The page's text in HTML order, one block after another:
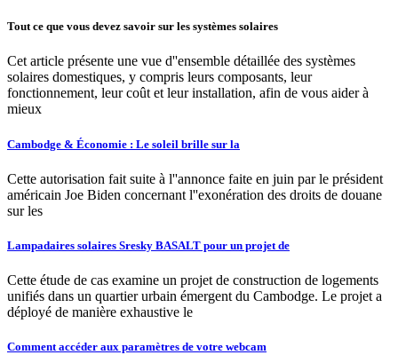
Tout ce que vous devez savoir sur les systèmes solaires
Cet article présente une vue d''ensemble détaillée des systèmes
solaires domestiques, y compris leurs composants, leur
fonctionnement, leur coût et leur installation, afin de vous aider à
mieux
Cambodge & Économie : Le soleil brille sur la
Cette autorisation fait suite à l''annonce faite en juin par le président
américain Joe Biden concernant l''exonération des droits de douane
sur les
Lampadaires solaires Sresky BASALT pour un projet de
Cette étude de cas examine un projet de construction de logements
unifiés dans un quartier urbain émergent du Cambodge. Le projet a
déployé de manière exhaustive le
Comment accéder aux paramètres de votre webcam